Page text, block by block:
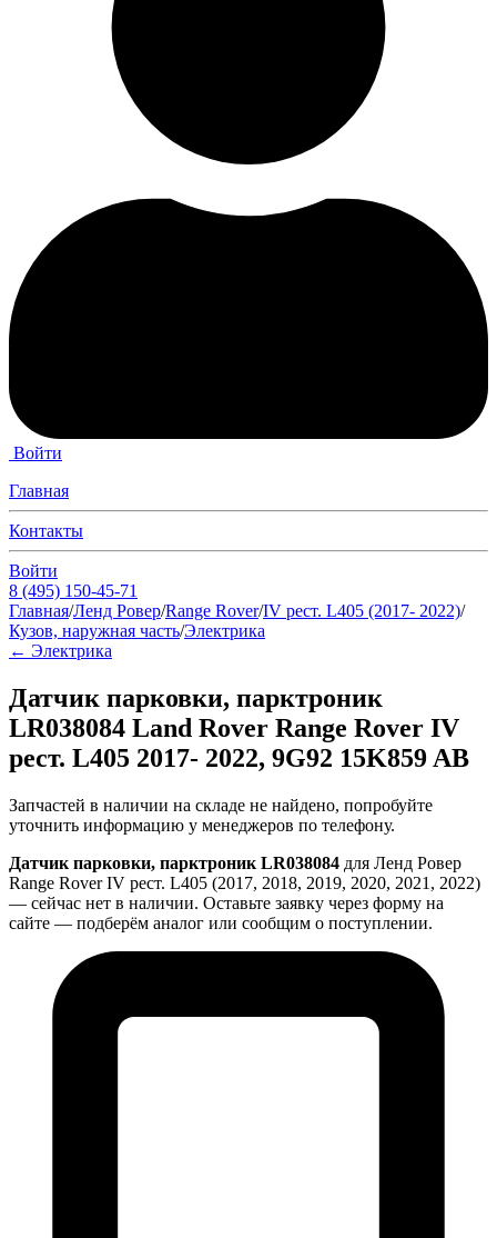
Войти
Главная
Контакты
Войти
8 (495) 150-45-71
Главная/Ленд Ровер/Range Rover/IV рест. L405 (2017- 2022)/
Кузов, наружная часть/Электрика
← Электрика
Датчик парковки, парктроник
LR038084 Land Rover Range Rover IV
рест. L405 2017- 2022, 9G92 15K859 AB
Запчастей в наличии на складе не найдено, попробуйте
уточнить информацию у менеджеров по телефону.
Датчик парковки, парктроник LR038084 для Ленд Ровер
Range Rover IV рест. L405 (2017, 2018, 2019, 2020, 2021, 2022)
— сейчас нет в наличии. Оставьте заявку через форму на
сайте — подберём аналог или сообщим о поступлении.